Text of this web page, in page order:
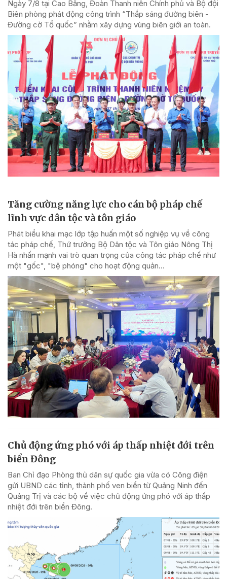
Ngày 7/8 tại Cao Bằng, Đoàn Thanh niên Chính phủ và Bộ đội
Biên phòng phát động công trình “Thắp sáng đường biên -
Đường cờ Tổ quốc” nhằm xây dựng vùng biên giới an toàn.
Tăng cường năng lực cho cán bộ pháp chế
lĩnh vực dân tộc và tôn giáo
Phát biểu khai mạc lớp tập huấn một số nghiệp vụ về công
tác pháp chế, Thứ trưởng Bộ Dân tộc và Tôn giáo Nông Thị
Hà nhấn mạnh vai trò quan trọng của công tác pháp chế như
một "gốc", "bệ phóng" cho hoạt động quản...
Chủ động ứng phó với áp thấp nhiệt đới trên
biển Đông
Ban Chỉ đạo Phòng thủ dân sự quốc gia vừa có Công điện
gửi UBND các tỉnh, thành phố ven biển từ Quảng Ninh đến
Quảng Trị và các bộ về việc chủ động ứng phó với áp thấp
nhiệt đới trên biển Đông.